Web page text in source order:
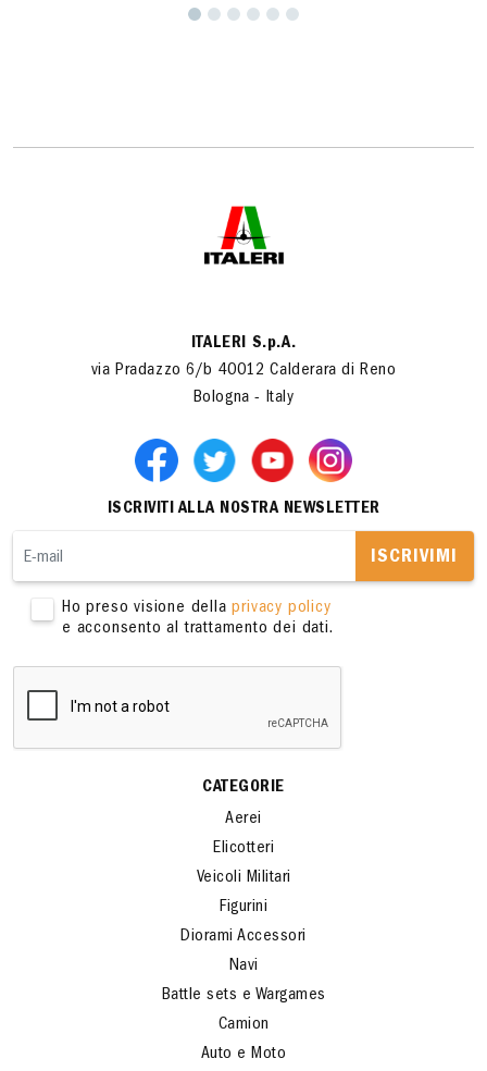
ITALERI S.p.A.
via Pradazzo 6/b 40012 Calderara di Reno
Bologna - Italy
ISCRIVITI ALLA NOSTRA NEWSLETTER
ISCRIVIMI
Ho preso visione dellaprivacy policy
e acconsento al trattamento dei dati.
CATEGORIE
Aerei
Elicotteri
Veicoli Militari
Figurini
Diorami Accessori
Navi
Battle sets e Wargames
Camion
Auto e Moto